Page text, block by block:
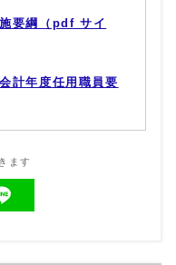
要綱（pdf サイ
計年度任用職員要
ます